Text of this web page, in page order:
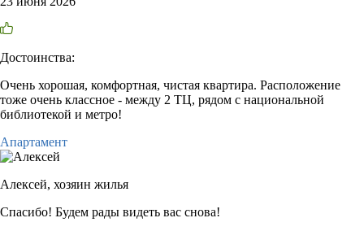
Достоинства:
Очень хорошая, комфортная, чистая квартира. Расположение
тоже очень классное - между 2 ТЦ, рядом с национальной
библиотекой и метро!
Апартамент
Алексей, хозяин жилья
Спасибо! Будем рады видеть вас снова!